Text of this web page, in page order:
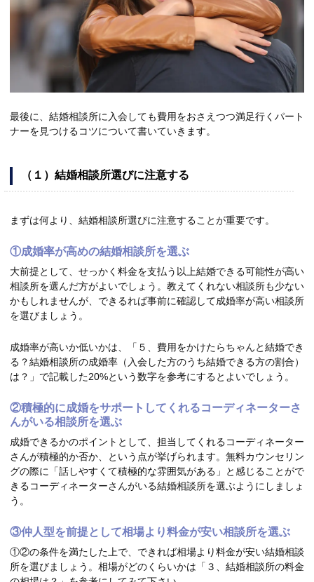
最後に、結婚相談所に入会しても費用をおさえつつ満足行くパート
ナーを見つけるコツについて書いていきます。
（１）結婚相談所選びに注意する
まずは何より、結婚相談所選びに注意することが重要です。
①成婚率が高めの結婚相談所を選ぶ
大前提として、せっかく料金を支払う以上結婚できる可能性が高い
相談所を選んだ方がよいでしょう。教えてくれない相談所も少ない
かもしれませんが、できるれば事前に確認して成婚率が高い相談所
を選びましょう。
成婚率が高いか低いかは、「５、費用をかけたらちゃんと結婚でき
る？結婚相談所の成婚率（入会した方のうち結婚できる方の割合）
は？」で記載した20%という数字を参考にするとよいでしょう。
②積極的に成婚をサポートしてくれるコーディネーターさ
んがいる相談所を選ぶ
成婚できるかのポイントとして、担当してくれるコーディネーター
さんが積極的か否か、という点が挙げられます。無料カウンセリン
グの際に「話しやすくて積極的な雰囲気がある」と感じることがで
きるコーディネーターさんがいる結婚相談所を選ぶようにしましょ
う。
③仲人型を前提として相場より料金が安い相談所を選ぶ
①②の条件を満たした上で、できれば相場より料金が安い結婚相談
所を選びましょう。相場がどのくらいかは「３、結婚相談所の料金